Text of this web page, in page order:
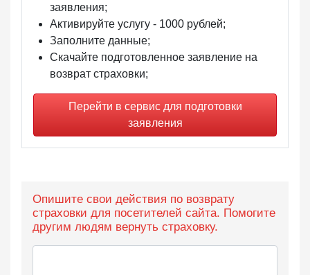
заявления;
Активируйте услугу - 1000 рублей;
Заполните данные;
Скачайте подготовленное заявление на
возврат страховки;
Перейти в сервис для подготовки
заявления
Опишите свои действия по возврату
страховки для посетителей сайта. Помогите
другим людям вернуть страховку.